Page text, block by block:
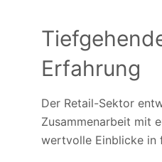
Erfahrung
Der Retail-Sektor
Zusammenarbeit mit
wertvolle Einblicke in